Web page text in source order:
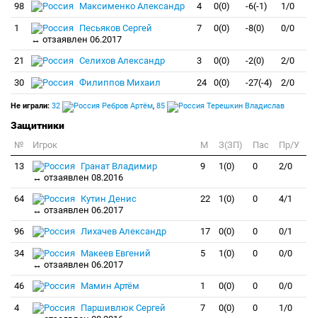
98
Максименко Александр 4 0(0) -6(-1) 1/0
1
Песьяков Сергей
↔ отзаявлен 06.2017
7 0(0) -8(0) 0/0
21 Селихов Александр 3 0(0) -2(0) 2/0
30 Филиппов Михаил 24 0(0) -27(-4) 2/0
Не играли: 32 Ребров Артём, 85 Терешкин Владислав
Защитники
№ Игрок M З(ЗП) Пас
Пр/У
13
Гранат Владимир
↔ отзаявлен 08.2016
9 1(0) 0 2/0
64
Кутин Денис
↔ отзаявлен 06.2017
22 1(0) 0 4/1
96 Лихачев Александр 17 0(0) 0 0/1
34
Макеев Евгений
↔ отзаявлен 06.2017
5 1(0) 0 0/0
46 Мамин Артём 1 0(0) 0 0/0
4
Паршивлюк Сергей
7 0(0) 0 1/0